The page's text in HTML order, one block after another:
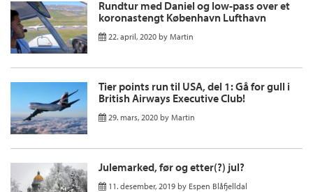
Rundtur med Daniel og low-pass over et
koronastengt København Lufthavn
22. april, 2020 by Martin
Tier points run til USA, del 1: Gå for gull i
British Airways Executive Club!
29. mars, 2020 by Martin
Julemarked, før og etter(?) jul?
11. desember, 2019 by Espen Blåfjelldal